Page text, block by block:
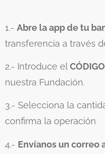
1.- Abre la app de tu
transferencia a través
2.- Introduce elCÓDIGO
nuestra Fundación.
3.- Selecciona la
confirma la operación
4.- Envíanos un correo